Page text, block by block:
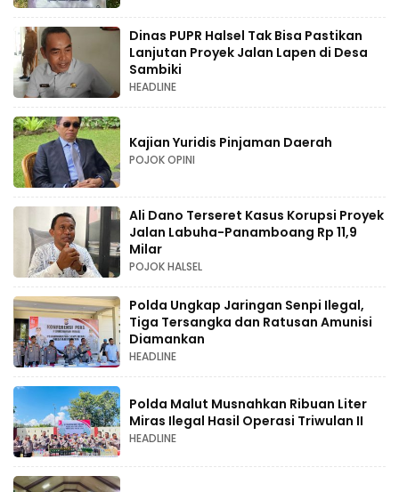
Dinas PUPR Halsel Tak Bisa Pastikan
Lanjutan Proyek Jalan Lapen di Desa
Sambiki
HEADLINE
Kajian Yuridis Pinjaman Daerah
POJOK OPINI
Ali Dano Terseret Kasus Korupsi Proyek
Jalan Labuha-Panamboang Rp 11,9
Milar
POJOK HALSEL
Polda Ungkap Jaringan Senpi Ilegal,
Tiga Tersangka dan Ratusan Amunisi
Diamankan
HEADLINE
Polda Malut Musnahkan Ribuan Liter
Miras Ilegal Hasil Operasi Triwulan II
HEADLINE